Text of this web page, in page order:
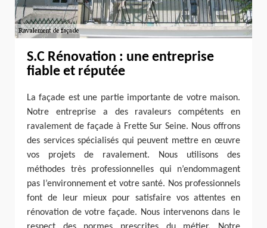
S.C Rénovation : une entreprise
fiable et réputée
La façade est une partie importante de votre maison.
Notre entreprise a des ravaleurs compétents en
ravalement de façade à Frette Sur Seine. Nous offrons
des services spécialisés qui peuvent mettre en œuvre
vos projets de ravalement. Nous utilisons des
méthodes très professionnelles qui n’endommagent
pas l’environnement et votre santé. Nos professionnels
font de leur mieux pour satisfaire vos attentes en
rénovation de votre façade. Nous intervenons dans le